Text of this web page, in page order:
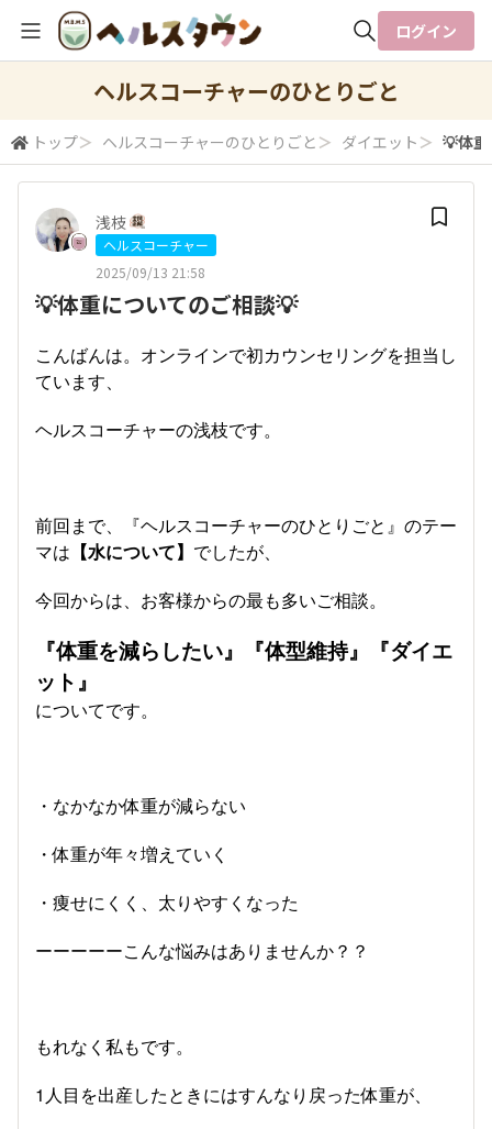
全体検索
検索
ログイン
ヘルスコーチャーのひとりごと
トップ＞ ヘルスコーチャーのひとりごと ＞ ダイエット ＞ 💡体
浅枝
ヘルスコーチャー
2025/09/13 21:58
💡体重についてのご相談💡
こんばんは。オンラインで初カウンセリングを担当し
ています、
ヘルスコーチャーの浅枝です。
前回まで、『ヘルスコーチャーのひとりごと』のテー
マは 【水について】 でしたが、
今回からは、お客様からの最も多いご相談。
『体重を減らしたい』『体型維持』『ダイエ
ット』
についてです。
・なかなか体重が減らない
・体重が年々増えていく
・痩せにくく、太りやすくなった
ーーーーーこんな悩みはありませんか？？
もれなく私もです。
1人目を出産したときにはすんなり戻った体重が、